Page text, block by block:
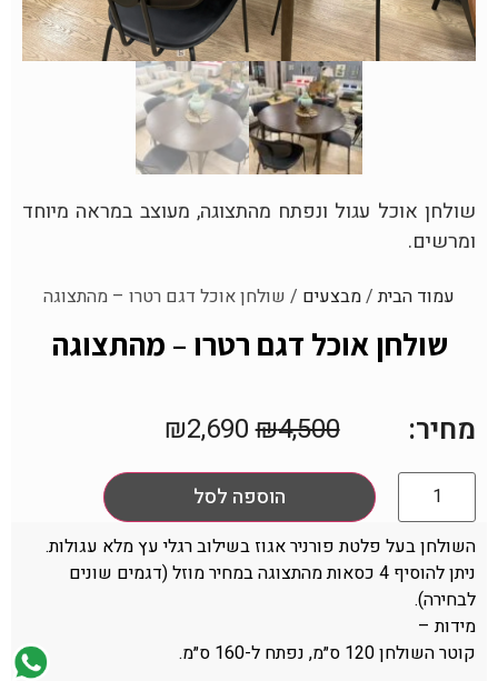
שולחן אוכל עגול ונפתח מהתצוגה, מעוצב במראה מיוחד
ומרשים.
עמוד הבית/מבצעים / שולחן אוכל דגם רטרו – מהתצוגה
שולחן אוכל דגם רטרו – מהתצוגה
מחיר: ₪4,500
₪2,690
הוספה לסל
השולחן בעל פלטת פורניר אגוז בשילוב רגלי עץ מלא עגולות.
ניתן להוסיף 4 כסאות מהתצוגה במחיר מוזל (דגמים שונים
לבחירה).
מידות –
קוטר השולחן 120 ס״מ, נפתח ל-160 ס״מ.